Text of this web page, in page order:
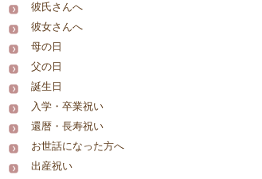
彼氏さんへ
彼女さんへ
母の日
父の日
誕生日
入学・卒業祝い
還暦・長寿祝い
お世話になった方へ
出産祝い